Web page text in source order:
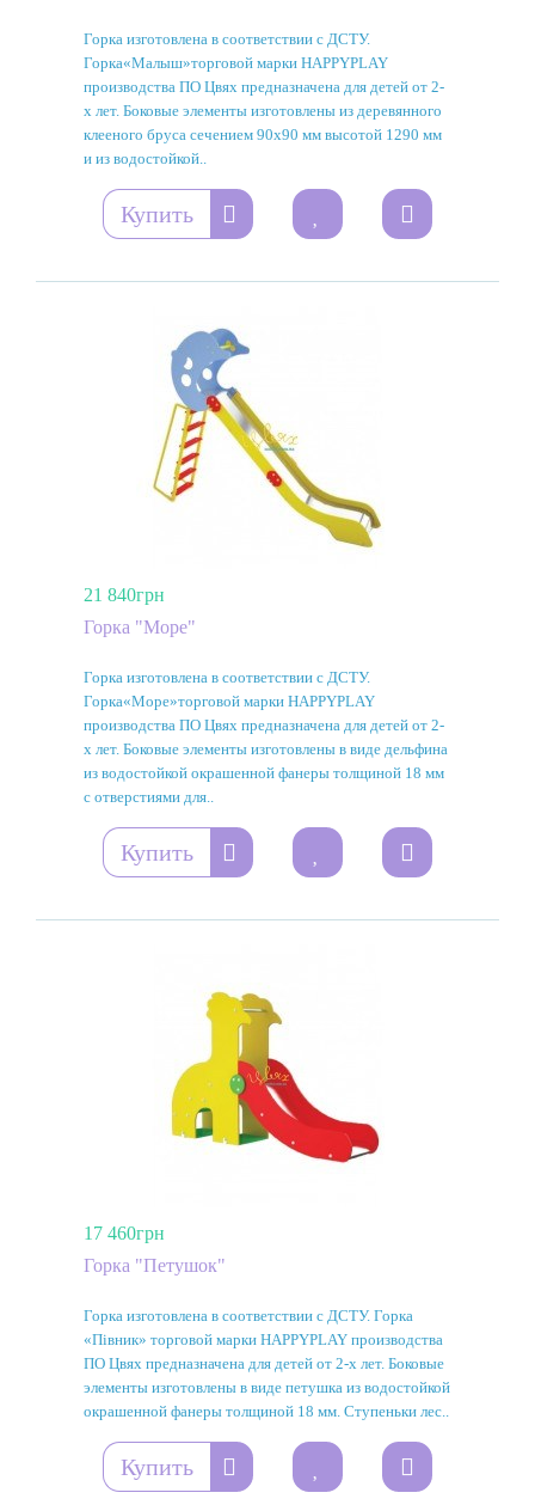
Горка изготовлена ​​в соответствии с ДСТУ.
Горка«Малыш»торговой марки HAPPYPLAY
производства ПО Цвях предназначена для детей от 2-
х лет. Боковые элементы изготовлены из деревянного
клееного бруса сечением 90х90 мм высотой 1290 мм
и из водостойкой..
Купить
21 840грн
Горка "Море"
Горка изготовлена ​​в соответствии с ДСТУ.
Горка«Море»торговой марки HAPPYPLAY
производства ПО Цвях предназначена для детей от 2-
х лет. Боковые элементы изготовлены в виде дельфина
из водостойкой окрашенной фанеры толщиной 18 мм
с отверстиями для..
Купить
17 460грн
Горка "Петушок"
Горка изготовлена ​​в соответствии с ДСТУ. Горка
«Півник» торговой марки HAPPYPLAY производства
ПО Цвях предназначена для детей от 2-х лет. Боковые
элементы изготовлены в виде петушка из водостойкой
окрашенной фанеры толщиной 18 мм. Ступеньки лес..
Купить